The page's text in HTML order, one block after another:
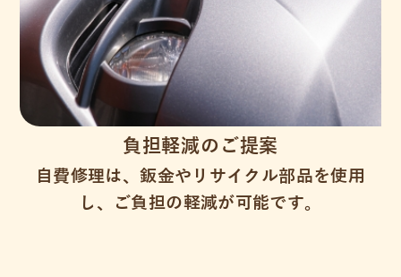
負担軽減のご提案
自費修理は、鈑金やリサイクル部品を使用
し、ご負担の軽減が可能です。